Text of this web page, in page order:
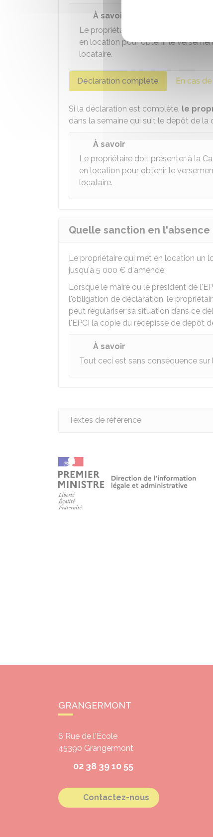
À savoir
Le propriétaire doit présenter à la
en location pour obtenir le
locataire.
Déclaration complète En cas
Si la déclaration est complète, le
dans la semaine qui suit le dépôt de
À savoir
Le propriétaire doit présenter à la
en location pour obtenir le
locataire.
Quelle sanction en
Le propriétaire qui met en location un
jusqu'à 5 000 € d'amende.
Lorsque le maire ou le président de l'
l'obligation de déclaration, le
peut régulariser sa situation dans ce
l'EPCI la copie du récépissé de dépôt
À savoir
Tout ceci est sans conséquence
Textes de référence
GRANGERMONT
6 Rue de l'École
45390 Grangermont
02 38 39 10 55
Contactez-nous